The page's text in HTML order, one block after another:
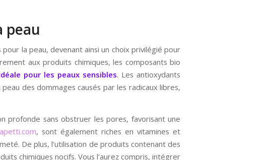
peau
la peau, devenant ainsi un choix privilégié pour
aux produits chimiques, les composants bio
pour les peaux sensibles. Les antioxydants
des dommages causés par les radicaux libres,
profonde sans obstruer les pores, favorisant une
, sont également riches en vitamines et
De plus, l’utilisation de produits contenant des
chimiques nocifs. Vous l’aurez compris, intégrer